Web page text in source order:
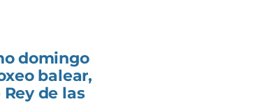
domingo
balear,
de las